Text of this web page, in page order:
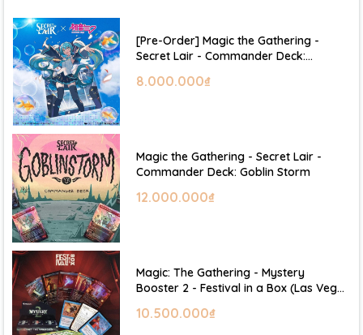
[Pre-Order] Magic the Gathering -
Secret Lair - Commander Deck:
8.000.000₫
Magic the Gathering - Secret Lair -
Commander Deck: Goblin Storm
12.000.000₫
Magic: The Gathering - Mystery
Booster 2 - Festival in a Box (Las Vegas
10.500.000₫